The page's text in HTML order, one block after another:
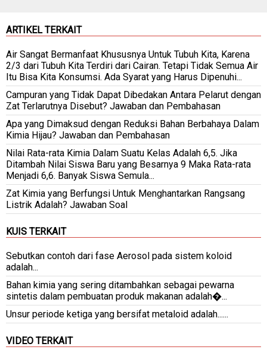
ARTIKEL TERKAIT
Air Sangat Bermanfaat Khususnya Untuk Tubuh Kita, Karena
2/3 dari Tubuh Kita Terdiri dari Cairan. Tetapi Tidak Semua Air
Itu Bisa Kita Konsumsi. Ada Syarat yang Harus Dipenuhi...
Campuran yang Tidak Dapat Dibedakan Antara Pelarut dengan
Zat Terlarutnya Disebut? Jawaban dan Pembahasan
Apa yang Dimaksud dengan Reduksi Bahan Berbahaya Dalam
Kimia Hijau? Jawaban dan Pembahasan
Nilai Rata-rata Kimia Dalam Suatu Kelas Adalah 6,5. Jika
Ditambah Nilai Siswa Baru yang Besarnya 9 Maka Rata-rata
Menjadi 6,6. Banyak Siswa Semula...
Zat Kimia yang Berfungsi Untuk Menghantarkan Rangsang
Listrik Adalah? Jawaban Soal
KUIS TERKAIT
Sebutkan contoh dari fase Aerosol pada sistem koloid
adalah...
Bahan kimia yang sering ditambahkan sebagai pewarna
sintetis dalam pembuatan produk makanan adalah�...
Unsur periode ketiga yang bersifat metaloid adalah......
VIDEO TERKAIT